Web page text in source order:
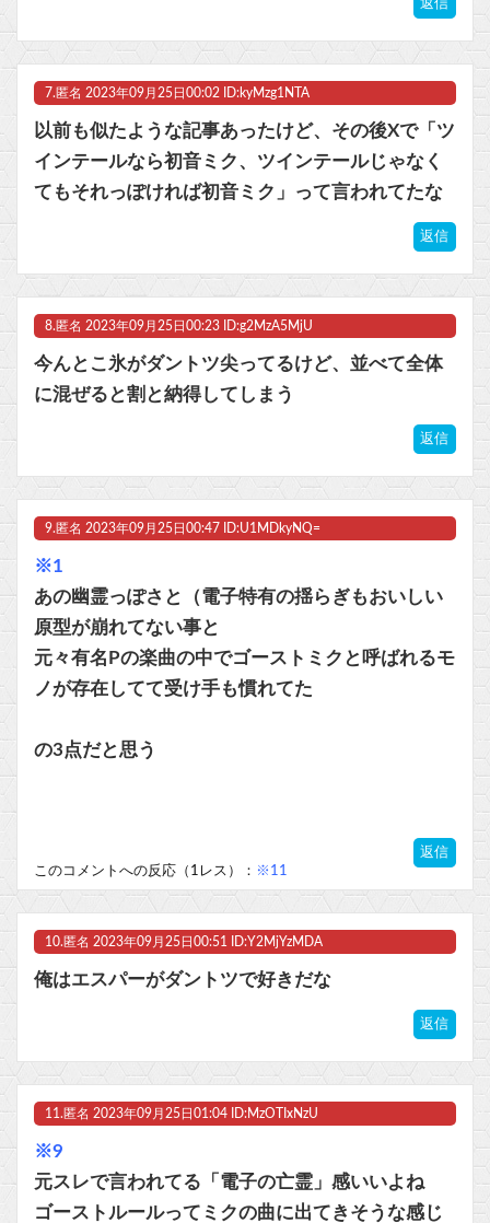
返信
7. 匿名 2023年09月25日00:02 ID:kyMzg1NTA
以前も似たような記事あったけど、その後Xで「ツ
インテールなら初音ミク、ツインテールじゃなく
てもそれっぽければ初音ミク」って言われてたな
返信
8. 匿名 2023年09月25日00:23 ID:g2MzA5MjU
今んとこ氷がダントツ尖ってるけど、並べて全体
に混ぜると割と納得してしまう
返信
9. 匿名 2023年09月25日00:47 ID:U1MDkyNQ=
※1
あの幽霊っぽさと（電子特有の揺らぎもおいしい
原型が崩れてない事と
元々有名Pの楽曲の中でゴーストミクと呼ばれるモ
ノが存在してて受け手も慣れてた
の3点だと思う
返信
このコメントへの反応（1レス）： ※11
10. 匿名 2023年09月25日00:51 ID:Y2MjYzMDA
俺はエスパーがダントツで好きだな
返信
11. 匿名 2023年09月25日01:04 ID:MzOTIxNzU
※9
元スレで言われてる「電子の亡霊」感いいよね
ゴーストルールってミクの曲に出てきそうな感じ